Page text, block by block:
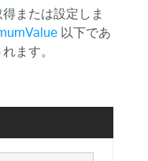
または設定しま
以下であ
ます。